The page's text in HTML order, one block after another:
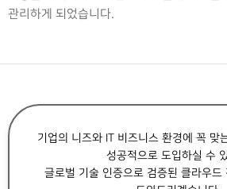
관리하게 되었습니다.
기업의 니즈와 IT 비즈니스 환경에 꼭 맞
성공적으로 도입하실 수
글로벌 기술 인증으로 검증된 클라우드